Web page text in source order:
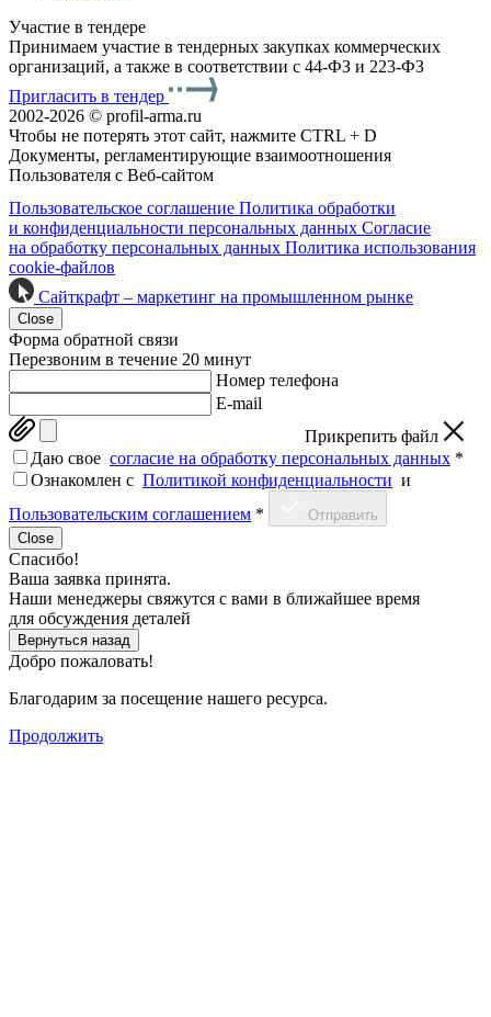
Участие в тендере
Принимаем участие в тендерных закупках коммерческих
организаций, а также в соответствии с 44-ФЗ и 223-ФЗ
Пригласить в тендер
2002-2026 © profil-arma.ru
Чтобы не потерять этот сайт, нажмите CTRL + D
Документы, регламентирующие взаимоотношения
Пользователя с Веб-сайтом
Пользовательское соглашение Политика обработки
и конфиденциальности персональных данных Согласие
на обработку персональных данных Политика использования
cookie-файлов
Сайткрафт – маркетинг на промышленном рынке
Close
Форма обратной связи
Перезвоним в течение 20 минут
Номер телефона
E-mail
Прикрепить файл
Даю свое согласие на обработку персональных данных *
Ознакомлен c Политикой конфиденциальности и
Пользовательским соглашением *
Отправить
Close
Спасибо!
Ваша заявка принята.
Наши менеджеры свяжутся с вами в ближайшее время
для обсуждения деталей
Вернуться назад
Добро пожаловать!
Благодарим за посещение нашего ресурса.
Продолжить